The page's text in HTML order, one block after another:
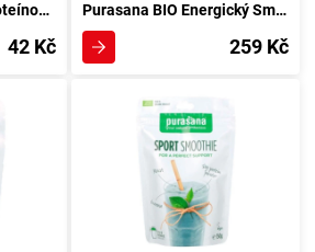
Nutrend Chlazený Proteínový Nápoj 50 g kakao
42 Kč
Purasana BIO Energický Smoothie 150 g
259 Kč